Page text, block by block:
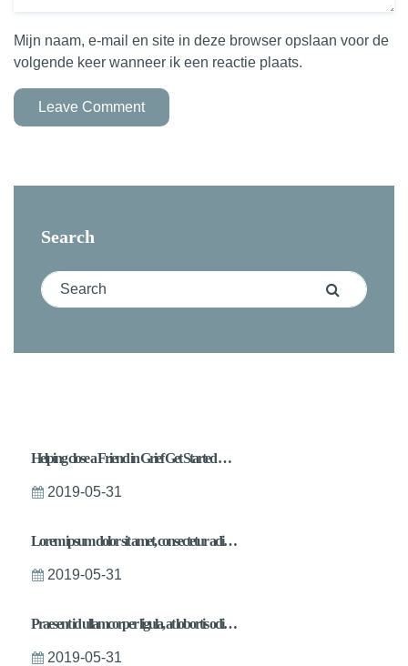
Mijn naam, e-mail en site in deze browser opslaan voor de
volgende keer wanneer ik een reactie plaats.
Leave Comment
Search
Search for: Search
Helping close a Friend in Grief Get Started with a Beautiful Template
2019-05-31
Lorem ipsum dolor sit amet, consectetur adipiscing elit nibh nisl
2019-05-31
Praesent id ullamcorper ligula, at lobortis odio nulla facilisi integer sodales
2019-05-31